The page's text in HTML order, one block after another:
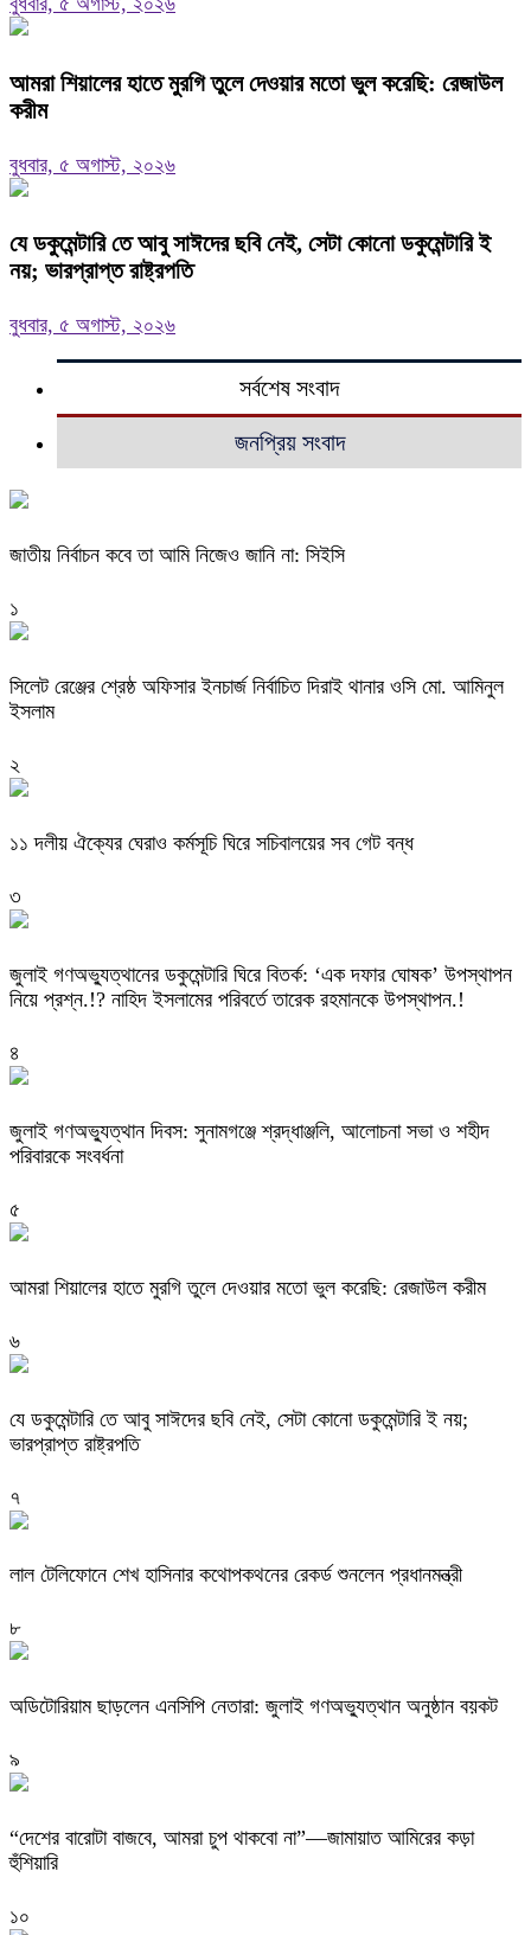
‎আমরা শিয়ালের হাতে মুরগি তুলে দেওয়ার মতো ভুল করেছি: রেজাউল
করীম
বুধবার, ৫ অগাস্ট, ২০২৬
যে ডকুমেন্টারি তে আবু সাঈদের ছবি নেই, সেটা কোনো ডকুমেন্টারি ই
নয়; ভারপ্রাপ্ত রাষ্ট্রপতি
বুধবার, ৫ অগাস্ট, ২০২৬
সর্বশেষ সংবাদ
জনপ্রিয় সংবাদ
জাতীয় নির্বাচন কবে তা আমি নিজেও জানি না: সিইসি
১
‎সিলেট রেঞ্জের শ্রেষ্ঠ অফিসার ইনচার্জ নির্বাচিত দিরাই থানার ওসি মো. আমিনুল
ইসলাম
২
‎১১ দলীয় ঐক্যের ঘেরাও কর্মসূচি ঘিরে সচিবালয়ের সব গেট বন্ধ
৩
‎জুলাই গণঅভ্যুত্থানের ডকুমেন্টারি ঘিরে বিতর্ক: ‘এক দফার ঘোষক’ উপস্থাপন
নিয়ে প্রশ্ন.!? নাহিদ ইসলামের পরিবর্তে তারেক রহমানকে উপস্থাপন.!
৪
জুলাই গণঅভ্যুত্থান দিবস: সুনামগঞ্জে শ্রদ্ধাঞ্জলি, আলোচনা সভা ও শহীদ
পরিবারকে সংবর্ধনা
৫
‎আমরা শিয়ালের হাতে মুরগি তুলে দেওয়ার মতো ভুল করেছি: রেজাউল করীম
৬
যে ডকুমেন্টারি তে আবু সাঈদের ছবি নেই, সেটা কোনো ডকুমেন্টারি ই নয়;
ভারপ্রাপ্ত রাষ্ট্রপতি
৭
লাল টেলিফোনে শেখ হাসিনার কথোপকথনের রেকর্ড শুনলেন প্রধানমন্ত্রী
৮
অডিটোরিয়াম ছাড়লেন এনসিপি নেতারা: জুলাই গণঅভ্যুত্থান অনুষ্ঠান বয়কট
৯
“দেশের বারোটা বাজবে, আমরা চুপ থাকবো না”—জামায়াত আমিরের কড়া
হুঁশিয়ারি
১০